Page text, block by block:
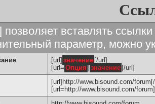
позволяет вставлять
параметр, можно
[url] значение [/url]
[url= Опция ] значение [/url]
[url]http://www.bisound.com/
[url=http://www.bisound.com/